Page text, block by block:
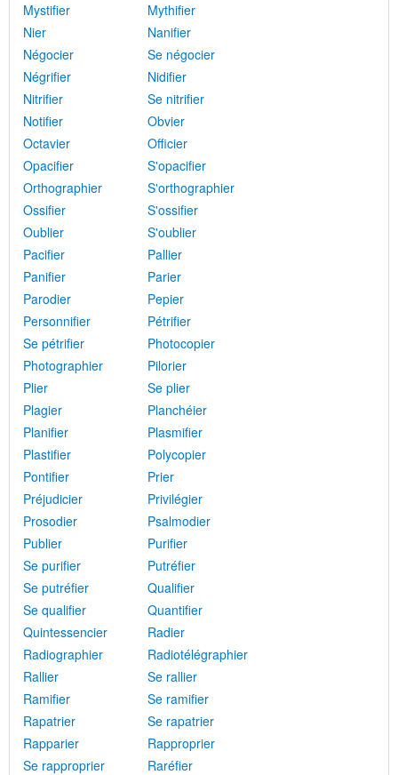
Mystifier
Mythifier
Nier
Nanifier
Négocier
Se négocier
Négrifier
Nidifier
Nitrifier
Se nitrifier
Notifier
Obvier
Octavier
Officier
Opacifier
S'opacifier
Orthographier
S'orthographier
Ossifier
S'ossifier
Oublier
S'oublier
Pacifier
Pallier
Panifier
Parier
Parodier
Pepier
Personnifier
Pétrifier
Se pétrifier
Photocopier
Photographier
Pilorier
Plier
Se plier
Plagier
Planchéier
Planifier
Plasmifier
Plastifier
Polycopier
Pontifier
Prier
Préjudicier
Privilégier
Prosodier
Psalmodier
Publier
Purifier
Se purifier
Putréfier
Se putréfier
Qualifier
Se qualifier
Quantifier
Quintessencier
Radier
Radiographier
Radiotélégraphier
Rallier
Se rallier
Ramifier
Se ramifier
Rapatrier
Se rapatrier
Rapparier
Rapproprier
Se rapproprier
Raréfier